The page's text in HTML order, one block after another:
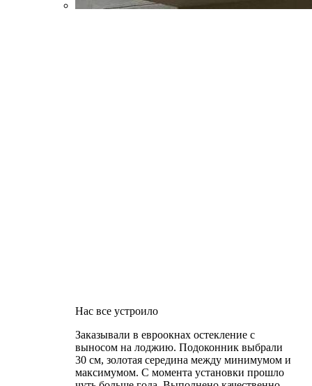
Нас все устроило
Заказывали в евроокнах остекление с
выносом на лоджию. Подоконник выбрали
30 см, золотая середина между минимумом и
максимумом. С момента установки прошло